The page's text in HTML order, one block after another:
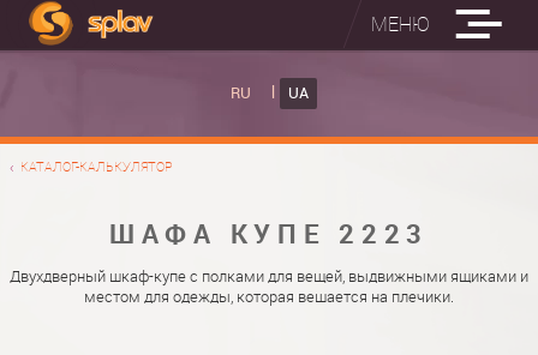
МЕНЮ
RU UA
КАТАЛОГ-КАЛЬКУЛЯТОР
ШАФА КУПЕ 2223
Двухдверный шкаф-купе с полками для вещей, выдвижными ящиками и
местом для одежды, которая вешается на плечики.
ВБУДОВАНІ ПРАСУВАЛЬНІ ДОШКИ
НАСТІННА ПРАСУВАЛЬНА ДОШКА "РУСАЛКА"
ФОТО ШАФ КУПЕ
МАТЕРІАЛИ
ФУРНІТУРА
ПРО НАС